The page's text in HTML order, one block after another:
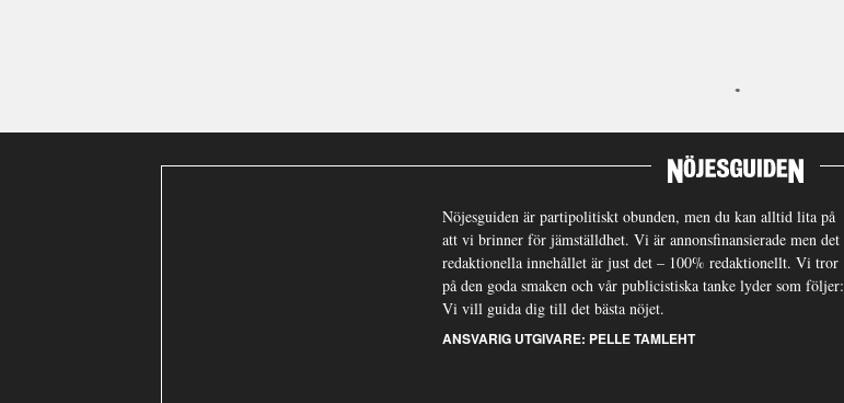
Nöjesguiden är partipolitiskt obunden, men du kan alltid lita på
att vi brinner för jämställdhet. Vi är annonsfinansierade men det
redaktionella innehållet är just det – 100% redaktionellt. Vi tror
på den goda smaken och vår publicistiska tanke lyder som följer:
Vi vill guida dig till det bästa nöjet.
ANSVARIG UTGIVARE: PELLE TAMLEHT